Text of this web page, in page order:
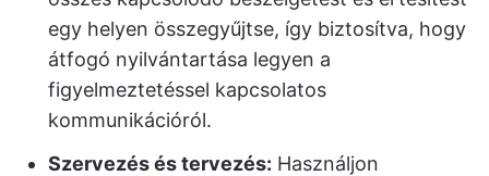
egy helyen összegyűjtse, így biztosítva, hogy
átfogó nyilvántartása legyen a
figyelmeztetéssel kapcsolatos
kommunikációról.
Szervezés és tervezés: Használjon